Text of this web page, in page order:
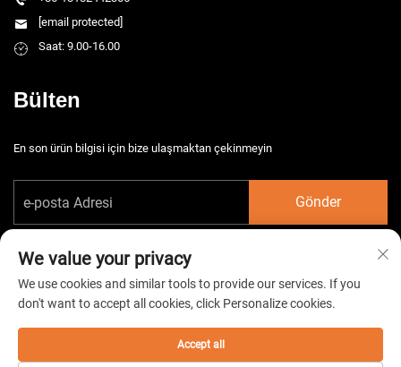
[email protected]
Saat: 9.00-16.00
Bülten
En son ürün bilgisi için bize ulaşmaktan çekinmeyin
Gönder
Telif hakkı © 2026 China Taizhou HarsMarg Elektromekanik Co. Ltd. Tüm
hakları saklıdır. - Gizlilik Politikası
We value your privacy
We use cookies and similar tools to provide our services. If you
don't want to accept all cookies, click Personalize cookies.
Accept all